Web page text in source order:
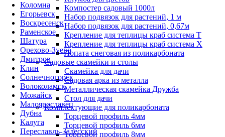
Коломна
Егорьевск
Воскресенск
Раменское
Шатура
Орехово-Зуево
Дмитров
Клин
Солнечногорск
Волоколамск
Можайск
Малоярославец
Дубна
Калуга
Переславль-Залесский
Компостер садовый 1000л
Набор подвязок для растений, 1 м
Набор подвязок для растений, 0,67м
Крепление для теплицы краб система Т
Крепление для теплицы краб система Х
Лопата снеговая из поликарбоната
Садовые скамейки и столы
Скамейка для дачи
Садовая арка из металла
Металлическая скамейка Дружба
Стол для дачи
Комплектующие для поликарбоната
Торцевой профиль 4мм
Торцевой профиль 6мм
Торцевой профиль 8мм